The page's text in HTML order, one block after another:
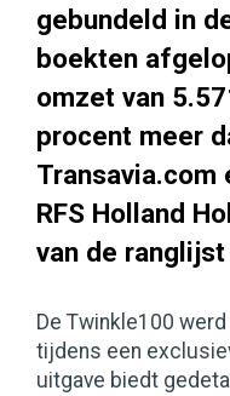
gebundeld in
boekten
omzet van
procent meer
Transavia.com
RFS Holland
van de ranglijst
De Twinkle100
tijdens een
uitgave biedt